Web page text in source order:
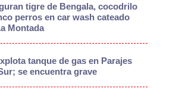
tigre de Bengala, cocodrilo
perros en car wash cateado
Montada
tanque de gas en Parajes
se encuentra grave